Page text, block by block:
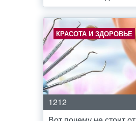
КРАСОТА И ЗДОРОВЬЕ
1212